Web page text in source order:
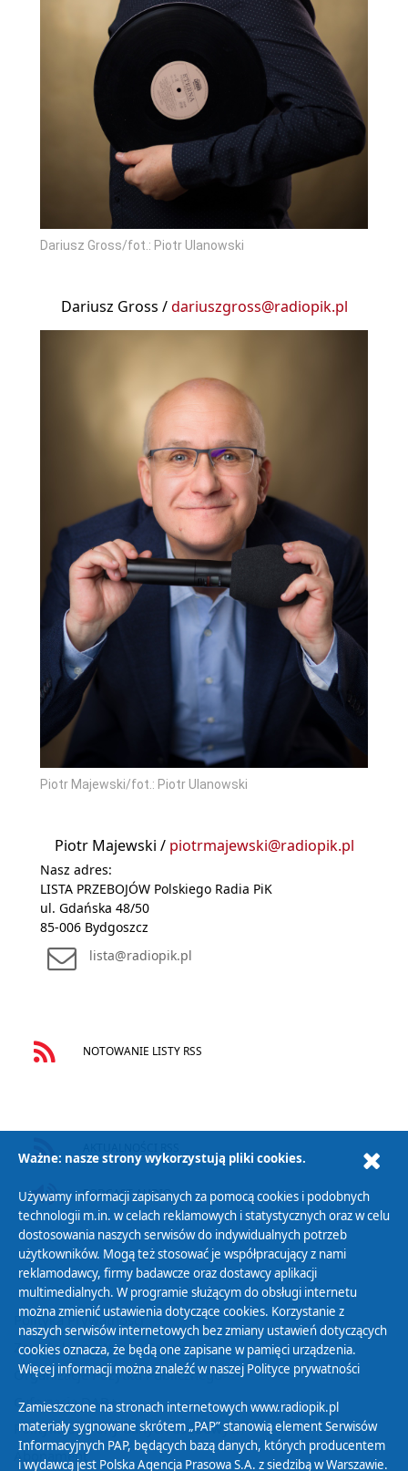
Dariusz Gross/fot.: Piotr Ulanowski
Dariusz Gross /dariuszgross@radiopik.pl
Piotr Majewski/fot.: Piotr Ulanowski
Piotr Majewski / piotrmajewski@radiopik.pl
Nasz adres:
LISTA PRZEBOJÓW Polskiego Radia PiK
ul. Gdańska 48/50
85-006 Bydgoszcz
lista@radiopik.pl
NOTOWANIE LISTY RSS
PODCAST AUDIO
Polityka Prywatności
Zasady korzystania z Serwisu
Organizacje Pożytku Publicznego
Cyfryzacja DAB+
Polityka ochrony danych osobowych
Abonament
Ważne: nasze strony wykorzystują pliki cookies.
Używamy informacji zapisanych za pomocą cookies i podobnych
technologii m.in. w celach reklamowych i statystycznych oraz w celu
dostosowania naszych serwisów do indywidualnych potrzeb
użytkowników. Mogą też stosować je współpracujący z nami
reklamodawcy, firmy badawcze oraz dostawcy aplikacji
multimedialnych. W programie służącym do obsługi internetu
można zmienić ustawienia dotyczące cookies. Korzystanie z
naszych serwisów internetowych bez zmiany ustawień dotyczących
cookies oznacza, że będą one zapisane w pamięci urządzenia.
Więcej informacji można znaleźć w naszej Polityce prywatności
Zamieszczone na stronach internetowych www.radiopik.pl
materiały sygnowane skrótem „PAP” stanowią element Serwisów
Informacyjnych PAP, będących bazą danych, których producentem
i wydawcą jest Polska Agencja Prasowa S.A. z siedzibą w Warszawie.